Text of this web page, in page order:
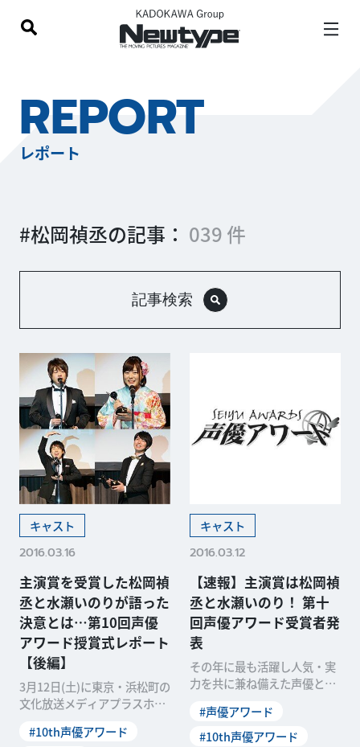
REPORT
レポート
#松岡禎丞の記事： 039 件
記事検索
キャスト
2016.03.16
主演賞を受賞した松岡禎
丞と水瀬いのりが語った
決意とは…第10回声優
アワード授賞式レポート
【後編】
3月12日(土)に東京・浜松町の
文化放送メディアプラスホー
ド」の授賞式が
#10th声優アワード
キャスト
2016.03.12
【速報】主演賞は松岡禎
丞と水瀬いのり！ 第十
回声優アワード受賞者発
表
その年に最も活躍し人気・実
力を共に兼ね備えた声優と作
躍するベテラン声優の業
#声優アワード
#10th声優アワード